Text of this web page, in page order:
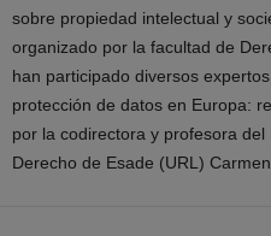
sobre propiedad intelectual y
organizado por la facultad de
han participado diversos
protección de datos en Europa:
por la codirectora y profesora
Derecho de Esade (URL)